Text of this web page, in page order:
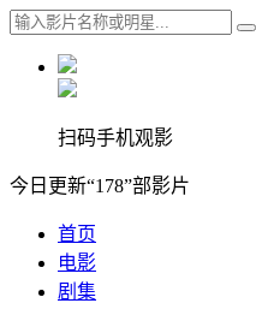
扫码手机观影
今日更新“178”部影片
首页
电影
剧集